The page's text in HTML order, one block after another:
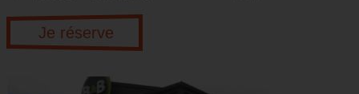
Je réserve